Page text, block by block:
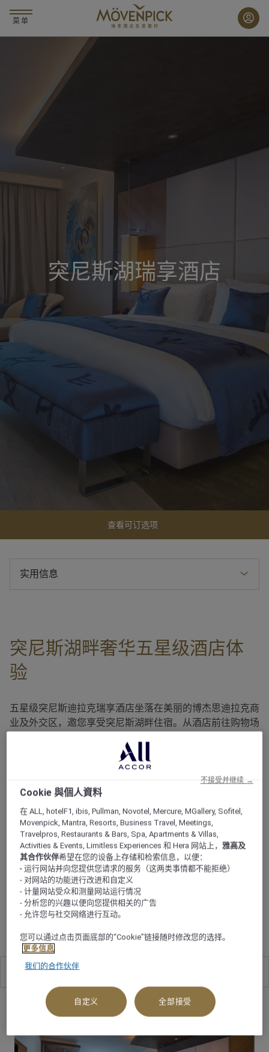
主
菜单
突尼斯湖瑞享酒店
查看可订选项
实用信息
突尼斯湖畔奢华五星级酒店体
验
五星级突尼斯迪拉克瑞享酒店坐落在美丽的博杰思迪拉克商
业及外交区，邀您享受突尼斯湖畔住宿。从酒店前往购物场
达突尼斯迦太基机场、突尼斯市中心、拉马萨、老城麦地那
和迷人西迪布赛和迦太基。 在湖畔露台上惬意享用无酒精
鸡尾酒和水烟，畅享丰盛自助餐，奢享纯正美食艺术体验。
在 S Per Aqua 的水疗设施、放松泳池、桑拿室、水疗浴室
和健身房放松身心。酒店设有六个活动场地（例如最多可容
纳 750 人的宴会厅），可用来在突尼斯举办各种活动、婚
礼和会议。
客房和套房
享受的房间
全部 14
Cookie 與個人資料
在 ALL, hotelF1, ibis, Pullman, Novotel, Mercure, MGallery, Sofitel,
Movenpick, Mantra, Resorts, Business Travel, Meetings,
Travelpros, Restaurants & Bars, Spa, Apartments & Villas,
Activities & Events, Limitless Experiences 和 Hera 网站上，雅高及
其合作伙伴希望在您的设备上存储和检索信息，以便：
- 运行网站并向您提供您请求的服务（这两类事情都不能拒绝）
- 对网站的功能进行改进和自定义
- 计量网站受众和测量网站运行情况
- 分析您的兴趣以便向您提供相关的广告
- 允许您与社交网络进行互动。
您可以通过点击页面底部的“Cookie”链接随时修改您的选择。
更多信息
我们的合作伙伴
自定义 全部接受
不接受并继续 →